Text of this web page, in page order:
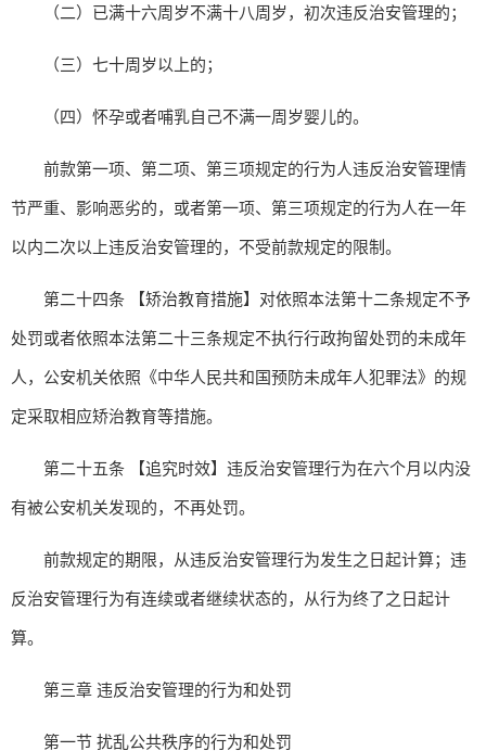
（二）已满十六周岁不满十八周岁，初次违反治安管理的；
（三）七十周岁以上的；
（四）怀孕或者哺乳自己不满一周岁婴儿的。
前款第一项、第二项、第三项规定的行为人违反治安管理情
节严重、影响恶劣的，或者第一项、第三项规定的行为人在一年
以内二次以上违反治安管理的，不受前款规定的限制。
第二十四条 【矫治教育措施】对依照本法第十二条规定不予
处罚或者依照本法第二十三条规定不执行行政拘留处罚的未成年
人，公安机关依照《中华人民共和国预防未成年人犯罪法》的规
定采取相应矫治教育等措施。
第二十五条 【追究时效】违反治安管理行为在六个月以内没
有被公安机关发现的，不再处罚。
前款规定的期限，从违反治安管理行为发生之日起计算；违
反治安管理行为有连续或者继续状态的，从行为终了之日起计
算。
第三章 违反治安管理的行为和处罚
第一节 扰乱公共秩序的行为和处罚